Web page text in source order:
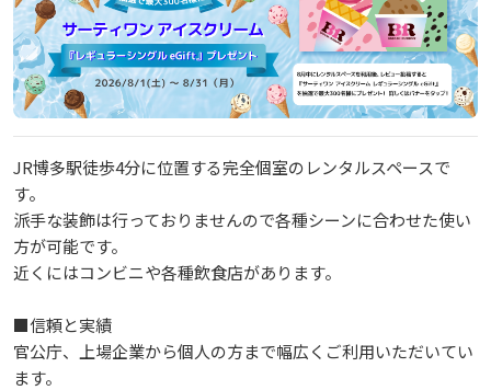
JR博多駅徒歩4分に位置する完全個室のレンタルスペースで
す。
派手な装飾は行っておりませんので各種シーンに合わせた使い
方が可能です。
近くにはコンビニや各種飲食店があります。
■信頼と実績
官公庁、上場企業から個人の方まで幅広くご利用いただいてい
ます。